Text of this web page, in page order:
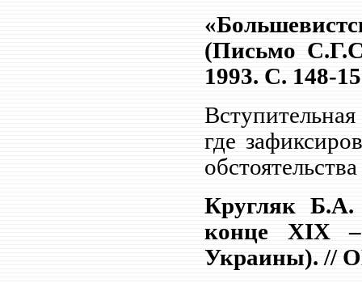
(Письмо
1993. С. 148-
где
Кругляк Б.А.
конце XIX
Украины). //